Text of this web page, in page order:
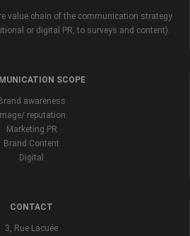
value chain of the communication strategy
or digital PR, to surveys and content).
SCOPE
awareness
reputation
Marketing PR
Brand Content
Digital
CONTACT
3, Rue Lacuée